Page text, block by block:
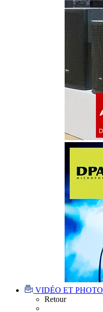
VIDÉO ET PHOTO
Retour